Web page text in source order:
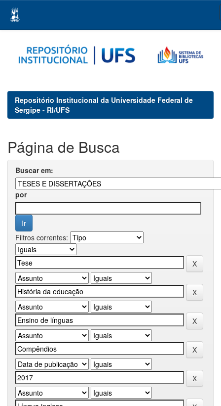
navigation
Repositório Institucional da Universidade Federal de
Sergipe - RI/UFS
Página de Busca
Buscar em:
por
Filtros correntes: